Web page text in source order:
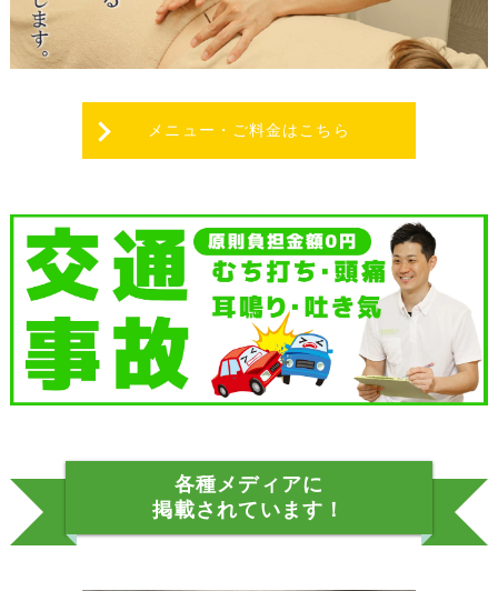
メニュー・ご料金はこちら
各種メディアに
掲載されています！